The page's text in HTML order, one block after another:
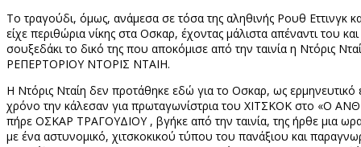
Το τραγούδι, όμως, ανάμεσα σε τόσα της αληθινής Ρουθ Εττινγκ
είχε περιθώρια νίκης στα Οσκαρ, έχοντας μάλιστα απέναντι του
σουξεδάκι το δικό της που αποκόμισε από την ταινία η Ντόρις
ΡΕΠΕΡΤΟΡΙΟΥ ΝΤΟΡΙΣ ΝΤΑΙΗ.
Η Ντόρις Νταίη δεν προτάθηκε εδώ για το Οσκαρ, ως
χρόνο την κάλεσαν για πρωταγωνίστρια του ΧΙΤΣΚΟΚ στο «Ο
πήρε ΟΣΚΑΡ ΤΡΑΓΟΥΔΙΟΥ , βγήκε από την ταινία, της ήρθε μια
με ένα αστυνομικό, χιτσκοκικού τύπου του πανάξιου και